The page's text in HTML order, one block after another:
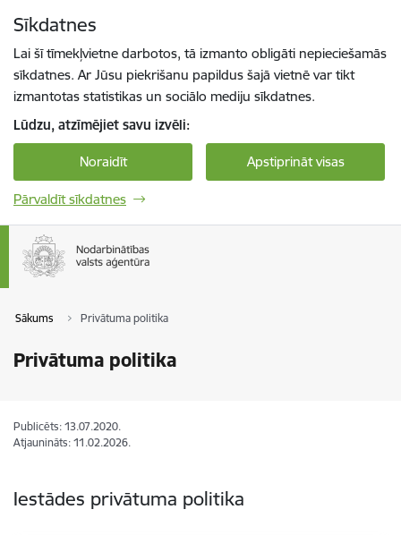
Sīkdatnes
Lai šī tīmekļvietne darbotos, tā izmanto obligāti nepieciešamās
sīkdatnes. Ar Jūsu piekrišanu papildus šajā vietnē var tikt
izmantotas statistikas un sociālo mediju sīkdatnes.
Lūdzu, atzīmējiet savu izvēli:
Noraidīt Apstiprināt visas
Pārvaldīt sīkdatnes
Sākums Privātuma politika
Privātuma politika
Publicēts: 13.07.2020.
Atjaunināts: 11.02.2026.
Iestādes privātuma politika